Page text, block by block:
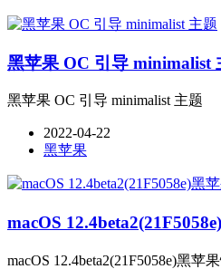
黑苹果 OC 引导 minimalist
黑苹果 OC 引导 minimalist 主题
2022-04-22
黑苹果
macOS
macOS 12.4beta2(21F5058e)黑苹